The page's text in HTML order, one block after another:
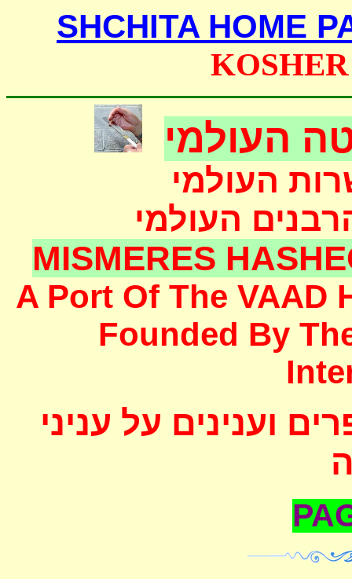
SHCHITA HOME
העולמי
העולמי
העולמי
MISMERES
A Port Of The VAAD
Founded By
וענינים על עניני